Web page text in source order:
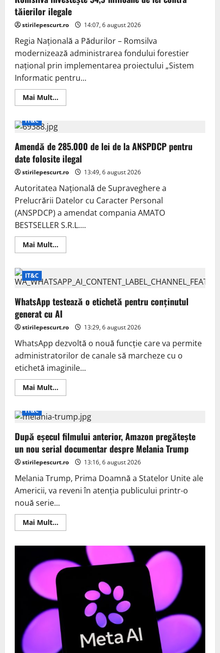
de
la
ANSPDCP
pentru
folosite
ilegal
tăierilor ilegale
stirilepescurt.ro 14:07, 6 august 2026
Regia Națională a Pădurilor – Romsilva
modernizează administrarea fondului forestier
național prin implementarea proiectului „Sistem
Informatic pentru...
Mai Mult...Read
more
de
lei
contra
tăierilor
ilegale
IT&C
Amendă de 285.000 de lei de la ANSPDCP pentru
date folosite ilegal
stirilepescurt.ro 13:49, 6 august 2026
Autoritatea Națională de Supraveghere a
Prelucrării Datelor cu Caracter Personal
(ANSPDCP) a amendat compania AMATO
BESTSELLER S.R.L....
Mai Mult...Read
more
285.000
de
de
la
ANSPDCP
pentru
date
ilegal
IT&C
WhatsApp testează o etichetă pentru conținutul
generat cu AI
stirilepescurt.ro 13:29, 6 august 2026
WhatsApp dezvoltă o nouă funcție care va permite
administratorilor de canale să marcheze cu o
etichetă imaginile...
Mai Mult...Read
more
testează
o
pentru
conținutul
generat
cu
AI
IT&C
După eșecul filmului anterior, Amazon pregătește
un nou serial documentar despre Melania Trump
stirilepescurt.ro 13:16, 6 august 2026
Melania Trump, Prima Doamnă a Statelor Unite ale
Americii, va reveni în atenția publicului printr-o
nouă serie...
Mai Mult...Read
more
filmului
anterior,
Amazon
pregătește
documentar
despre
Melania
Trump